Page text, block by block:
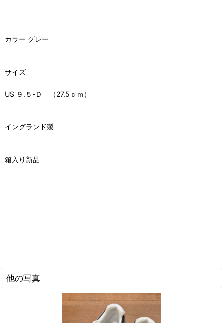
カラー グレー
サイズ
US ９.５-Ｄ （27.5ｃｍ）
イングランド製
箱入り新品
他の写真